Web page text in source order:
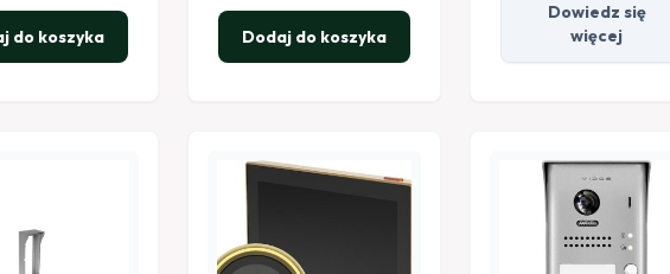
do koszyka Dodaj do koszyka
Dowiedz się
więcej